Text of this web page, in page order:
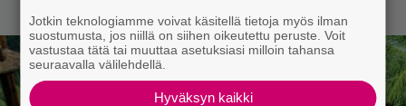
Jotkin teknologiamme voivat käsitellä tietoja myös ilman
suostumusta, jos niillä on siihen oikeutettu peruste. Voit
vastustaa tätä tai muuttaa asetuksiasi milloin tahansa
seuraavalla välilehdellä.
Hyväksyn kaikki